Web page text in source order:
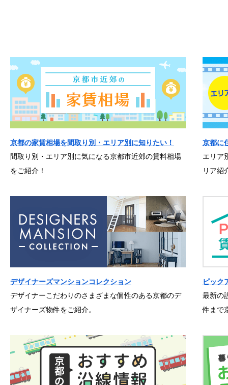
京都の家賃相場を間取り別・エリア別に知りたい！
間取り別・エリア別に気になる京都市近郊の賃料相場
をご紹介！
京都に
エリア
リア紹
デザイナーズマンションコレクション
デザイナーこだわりのさまざまな個性のある京都のデ
ザイナーズ物件をご紹介。
ピック
最新の
件まで